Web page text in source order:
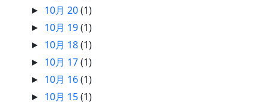
► 10月 20(1)
► 10月 19(1)
► 10月 18(1)
► 10月 17(1)
► 10月 16(1)
► 10月 15(1)